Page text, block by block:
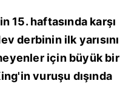
15. haftasında karşı
derbinin ilk yarısını
için büyük bir
vuruşu dışında